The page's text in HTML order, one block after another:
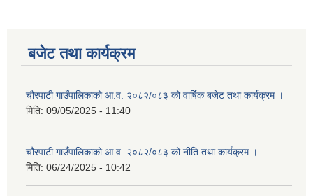
बजेट तथा कार्यक्रम
चौरपाटी गाउँपालिकाको आ.व. २०८२/०८३ को वार्षिक बजेट तथा कार्यक्रम ।
मिति: 09/05/2025 - 11:40
चौरपाटी गाउँपालिकाको आ.व. २०८२/०८३ को नीति तथा कार्यक्रम ।
मिति: 06/24/2025 - 10:42